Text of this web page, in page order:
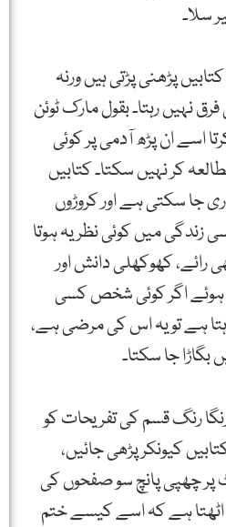
سلا۔
پڑھنی پڑتی ہیں ورنہ
نہیں رہتا۔ بقول مارک ٹوئن
اسے ان پڑھ آدمی پر کوئی
کر نہیں سکتا۔ کتابیں
جا سکتی ہے اور کروڑوں
زندگی میں کوئی نظریہ ہوتا
کھوکھلی دانش اور
ہوئے اگر کوئی شخص کسی
ہے تو یہ اس کی مرضی ہے،
جا سکتا۔
رنگ قسم کی تفریحات کو
کیونکر پڑھی جائیں،
پر چھپی پانچ سو صفحوں کی
اٹھتا ہے کہ اسے کیسے ختم